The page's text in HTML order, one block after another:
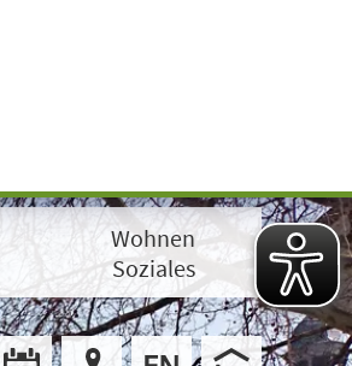
Wohnen
Soziales